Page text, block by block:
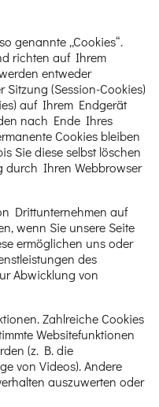
genannte „Cookies“.
richten auf Ihrem
entweder
(Session-Cookies)
auf Ihrem Endgerät
nach Ende Ihres
Cookies bleiben
Sie diese selbst löschen
durch Ihren Webbrowser
Drittunternehmen auf
wenn Sie unsere Seite
ermöglichen uns oder
des
Abwicklung von
Zahlreiche Cookies
Websitefunktionen
(z. B. die
von Videos). Andere
auszuwerten oder